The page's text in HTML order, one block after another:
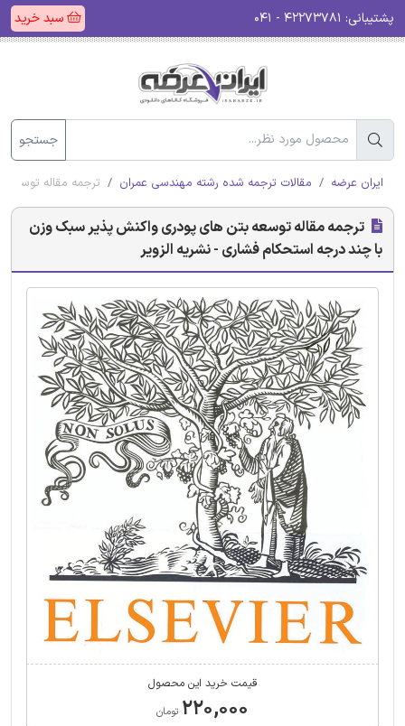
پشتیبانی: سبد خرید
جستجو
ایران عرضه مقالات ترجمه شده رشته مهندسی عمران ترجمه مقاله
ترجمه مقاله توسعه بتن های پودری واکنش پذیر سبک وزن
با چند درجه استحکام فشاری - نشریه الزویر
قیمت خرید این محصول
۲۲۰,۰۰۰ تومان